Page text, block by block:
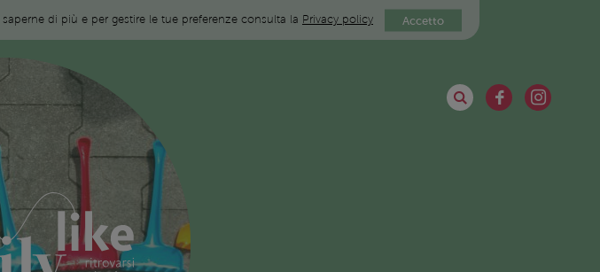
di più e per gestire le tue preferenze consulta la Privacy policy Accetto